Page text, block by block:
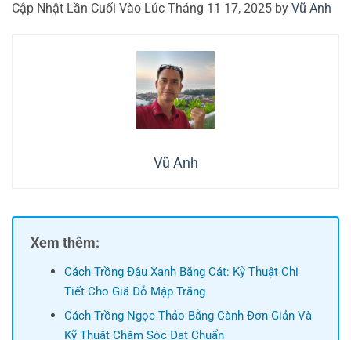
Cập Nhật Lần Cuối Vào Lúc Tháng 11 17, 2025 by Vũ Anh
Vũ Anh
Xem thêm:
Cách Trồng Đậu Xanh Bằng Cát: Kỹ Thuật Chi
Tiết Cho Giá Đỗ Mập Trắng
Cách Trồng Ngọc Thảo Bằng Cành Đơn Giản Và
Kỹ Thuật Chăm Sóc Đạt Chuẩn